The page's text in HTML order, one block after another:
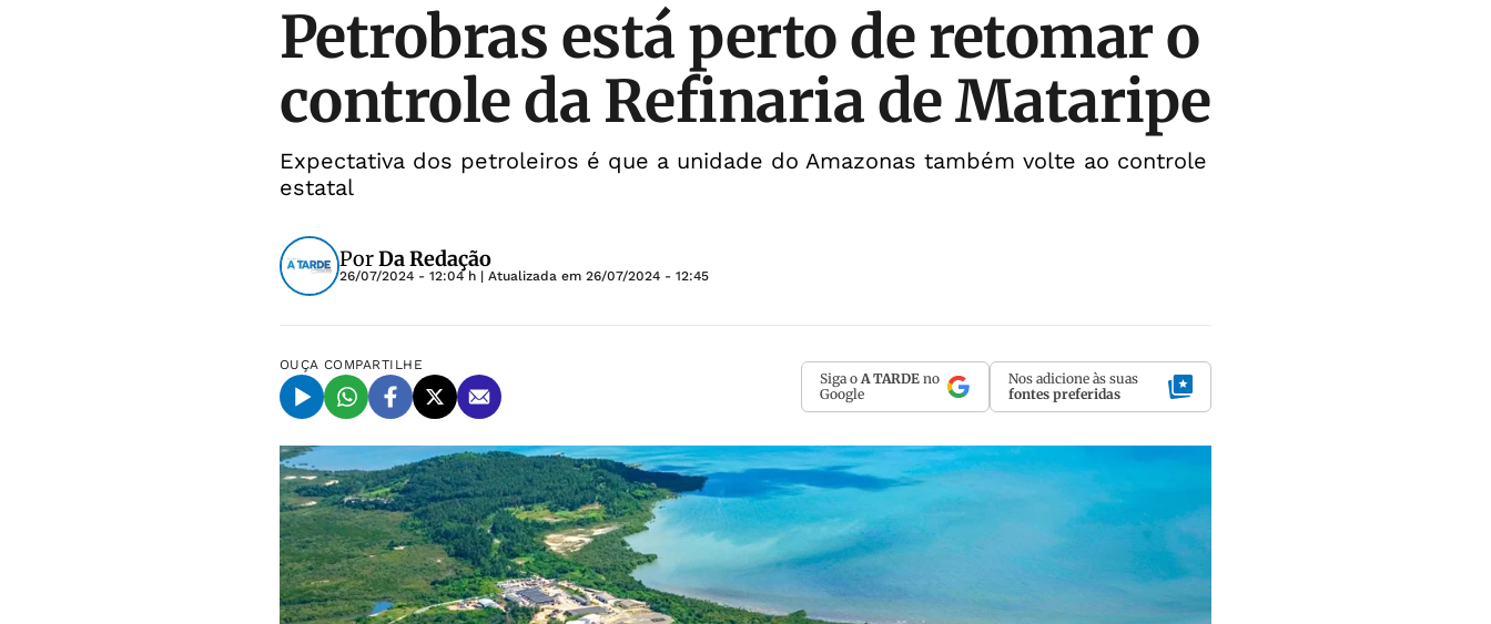
Petrobras está perto de retomar o
controle da Refinaria de Mataripe
Expectativa dos petroleiros é que a unidade do Amazonas também volte ao controle
estatal
PorDa Redação
26/07/2024 - 12:04 h | Atualizada em 26/07/2024 - 12:45
OUÇA COMPARTILHE
Siga o A TARDE no
Google
Nos adicione às suas
fontes preferidas